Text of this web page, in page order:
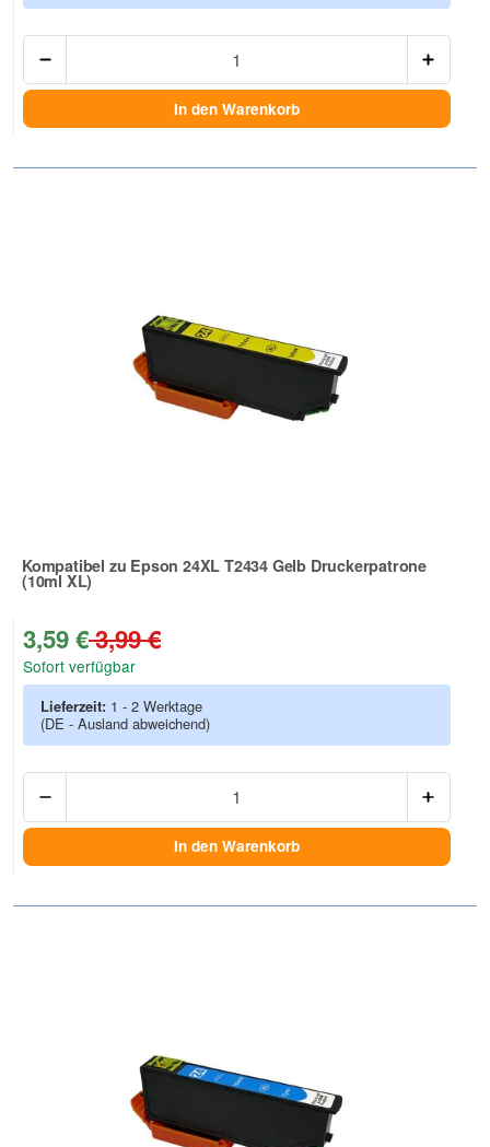
In den Warenkorb
Kompatibel zu Epson 24XL T2434 Gelb Druckerpatrone
(10ml XL)
Zur Artikelbewertung
3,59 €3,99 €
Sofort verfügbar
Lieferzeit: 1 - 2 Werktage
(DE - Ausland abweichend)
In den Warenkorb